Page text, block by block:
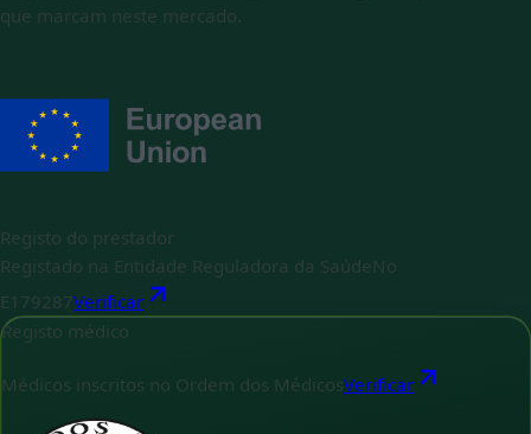
que marcam neste mercado.
Registo do prestador
Registado na Entidade Reguladora da Saúde No
E179287Verificar
Registo médico
Médicos inscritos no Ordem dos MédicosVerificar